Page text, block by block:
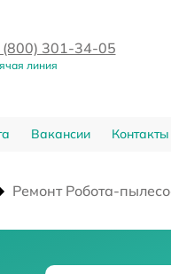
(800) 301-34-05
линия
Вакансии Контакты
Ремонт Робота-